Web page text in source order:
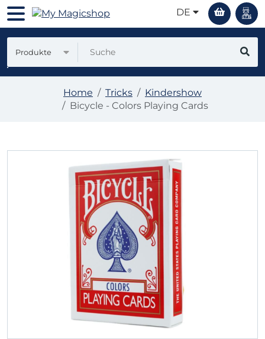
DE
Produkte
Home Tricks
Kindershow
Bicycle - Colors Playing Cards